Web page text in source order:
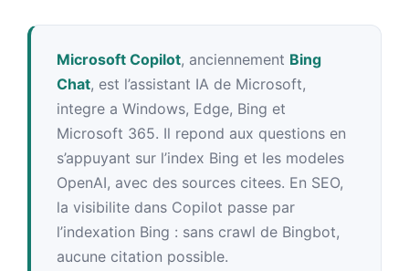
Microsoft Copilot, anciennement Bing
Chat, est l’assistant IA de Microsoft,
integre a Windows, Edge, Bing et
Microsoft 365. Il repond aux questions en
s’appuyant sur l’index Bing et les modeles
OpenAI, avec des sources citees. En SEO,
la visibilite dans Copilot passe par
l’indexation Bing : sans crawl de Bingbot,
aucune citation possible.